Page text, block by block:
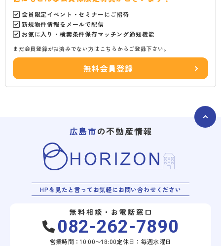
会員限定イベント・セミナーにご招待
新規物件情報をメールで配信
お気に入り・検索条件保存マッチング通知機能
まだ会員登録がお済みでない方はこちらからご登録下さい。
無料会員登録
広島市の不動産情報
HPを見たと言ってお気軽にお問い合わせください
無料相談・お電話窓口
082-262-7890
営業時間：10:00〜18:00定休日：毎週水曜日